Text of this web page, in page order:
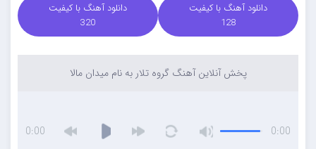
دانلود آهنگ با کیفیت
128
دانلود آهنگ با کیفیت
320
پخش آنلاین آهنگ گروه تلار به نام میدان مالا
0:00
0:00